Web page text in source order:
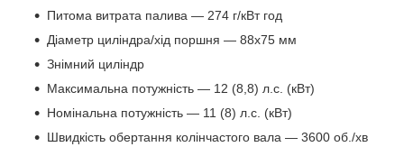
Питома витрата палива — 274 г/кВт год
Діаметр циліндра/хід поршня — 88х75 мм
Знімний циліндр
Максимальна потужність — 12 (8,8) л.с. (кВт)
Номінальна потужність — 11 (8) л.с. (кВт)
Швидкість обертання колінчастого вала — 3600 об./хв